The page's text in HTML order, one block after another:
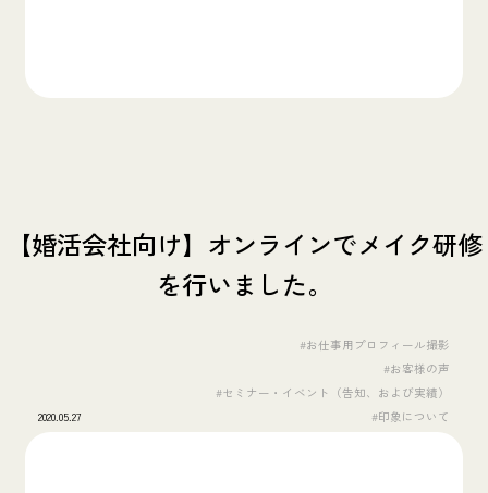
【婚活会社向け】オンラインでメイク研修
を行いました。
2020.05.27
#お仕事用プロフィール撮影
#お客様の声
#セミナー・イベント（告知、および実績）
#印象について